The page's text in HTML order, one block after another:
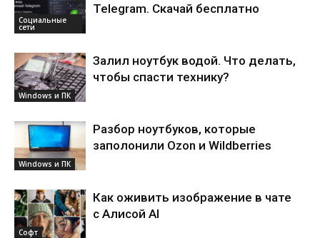
Социальные
сети
Telegram. Скачай бесплатно
Windows и ПК
Залил ноутбук водой. Что делать,
чтобы спасти технику?
Windows и ПК
Разбор ноутбуков, которые
заполонили Ozon и Wildberries
Софт
Как оживить изображение в чате
с Алисой AI